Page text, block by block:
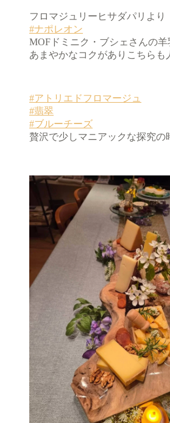
フロマジュリーヒサダパリより
#ナポレオン
MOFドミニク・ブシェさんの
あまやかなコクがありこちらも
#アトリエドフロマージュ
#翡翠
#ブルーチーズ
贅沢で少しマニアックな探究の